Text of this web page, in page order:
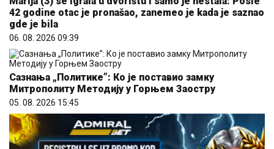
42 godine otac je pronašao, zanemeo je kada je saznao
gde je bila
06. 08. 2026 09:39
Сазнања „Политике”: Ко је поставио замку
Митрополиту Методију у Горњем Заостру
05. 08. 2026 15:45